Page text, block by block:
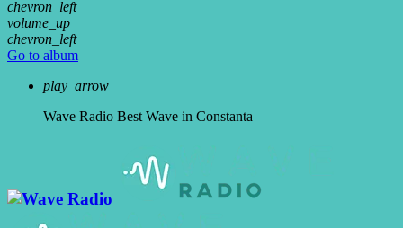
chevron_left
volume_up
chevron_left
Go to album
play_arrow
Wave Radio Best Wave in Constanta